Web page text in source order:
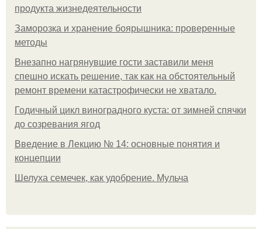
продукта жизнедеятельности
Заморозка и хранение боярышника: проверенные
методы
Внезапно нагрянувшие гости заставили меня
спешно искать решение, так как на обстоятельный
ремонт времени катастрофически не хватало.
Годичный цикл виноградного куста: от зимней спячки
до созревания ягод
Введение в Лекцию № 14: основные понятия и
концепции
Шелуха семечек, как удобрение. Мульча